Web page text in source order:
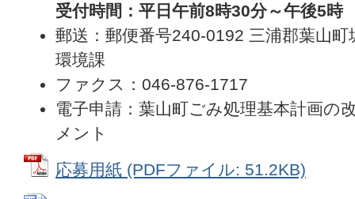
受付時間：平日午前8時30分～午後5時
郵送：郵便番号240-0192 三浦郡葉山
環境課
ファクス：046-876-1717
電子申請：葉山町ごみ処理基本計画の
メント
応募用紙 (PDFファイル: 51.2KB)